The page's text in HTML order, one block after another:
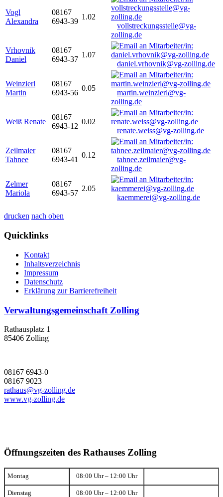
Vogl
Alexandra
08167
6943-39
1.02
vollstreckungsstelle@vg-
zolling.de
Vrhovnik
Daniel
08167
6943-37
1.07
daniel.vrhovnik@vg-zolling.de
Weinzierl
Martin
08167
6943-56
0.05
martin.weinzierl@vg-
zolling.de
Weiß Renate
08167
6943-12
0.02
renate.weiss@vg-zolling.de
Zeilmaier
Tahnee
08167
6943-41
0.12
tahnee.zeilmaier@vg-
zolling.de
Zelmer
Mariola
08167
6943-57
2.05
kaemmerei@vg-zolling.de
drucken nach oben
Quicklinks
Kontakt
Inhaltsverzeichnis
Impressum
Datenschutz
Erklärung zur Barrierefreiheit
Verwaltungsgemeinschaft Zolling
Rathausplatz 1
85406 Zolling
08167 6943-0
08167 9023
rathaus@vg-zolling.de
www.vg-zolling.de
Öffnungszeiten des Rathauses Zolling
Montag 08:00 Uhr – 12:00 Uhr
Dienstag 08:00 Uhr – 12:00 Uhr